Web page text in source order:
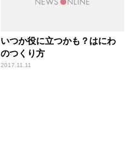
いつか役に立つかも？はにわ
のつくり方
2017.11.11